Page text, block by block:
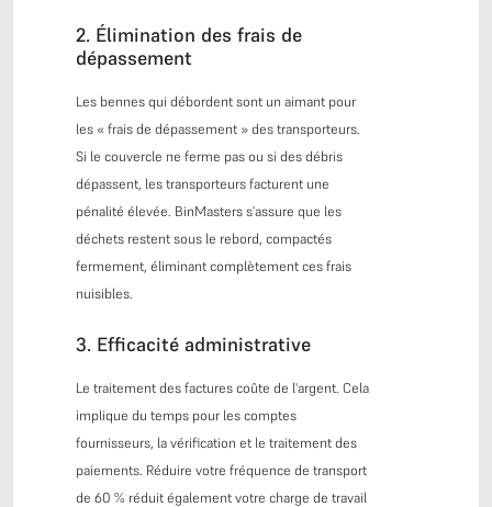
2. Élimination des frais de
dépassement
Les bennes qui débordent sont un aimant pour
les « frais de dépassement » des transporteurs.
Si le couvercle ne ferme pas ou si des débris
dépassent, les transporteurs facturent une
pénalité élevée. BinMasters s'assure que les
déchets restent sous le rebord, compactés
fermement, éliminant complètement ces frais
nuisibles.
3. Efficacité administrative
Le traitement des factures coûte de l'argent. Cela
implique du temps pour les comptes
fournisseurs, la vérification et le traitement des
paiements. Réduire votre fréquence de transport
de 60 % réduit également votre charge de travail